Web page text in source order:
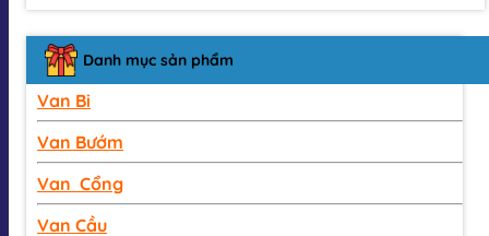
Danh mục sản phẩm
Van Bi
Van Bướm
Van Cổng
Van Cầu